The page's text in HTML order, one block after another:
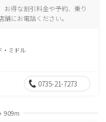
お得な割引料金や予約、乗り
にお電話ください。
・ミドル
0735-21-7273
909m